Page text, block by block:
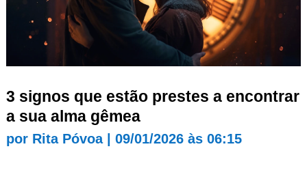
3 signos que estão prestes a encontrar
a sua alma gêmea
por Rita Póvoa| 09/01/2026 às 06:15